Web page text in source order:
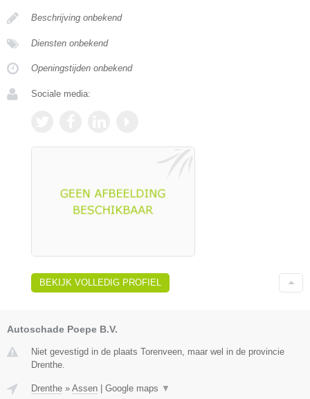
Beschrijving onbekend
Diensten onbekend
Openingstijden onbekend
Sociale media:
BEKIJK VOLLEDIG PROFIEL
Autoschade Poepe B.V.
Niet gevestigd in de plaats Torenveen, maar wel in de provincie
Drenthe.
Drenthe » Assen Google maps ▼